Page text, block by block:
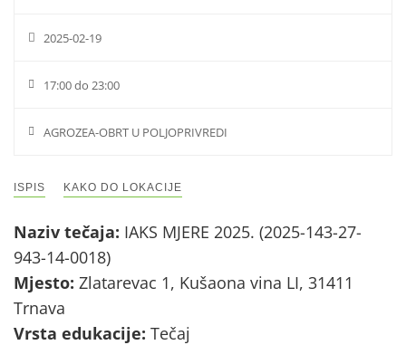
2025-02-19
17:00 do 23:00
AGROZEA-OBRT U POLJOPRIVREDI
ISPIS KAKO DO LOKACIJE
Naziv tečaja: IAKS MJERE 2025. (2025-143-27-
943-14-0018)
Mjesto: Zlatarevac 1, Kušaona vina LI, 31411
Trnava
Vrsta edukacije: Tečaj